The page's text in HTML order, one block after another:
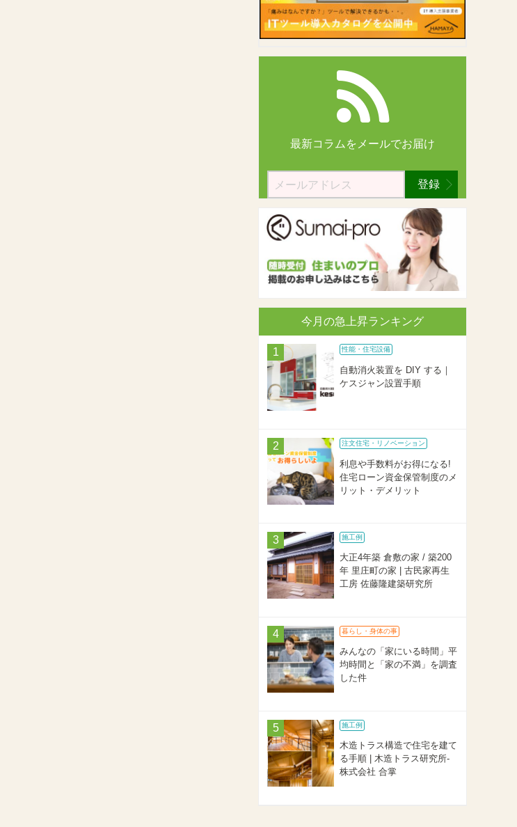
最新コラムを メールでお届け
登録
今月の急上昇ランキング
性能・住宅設備
自動消火装置を DIY する｜
ケスジャン設置手順
注文住宅・リノベーション
利息や手数料がお得になる!
住宅ローン資金保管制度のメ
リット・デメリット
施工例
大正4年築 倉敷の家 / 築200
年 里庄町の家 | 古民家再生
工房 佐藤隆建築研究所
暮らし・身体の事
みんなの「家にいる時間」平
均時間と「家の不満」を調査
した件
施工例
木造トラス構造で住宅を建て
る手順 | 木造トラス研究所-
株式会社 合掌